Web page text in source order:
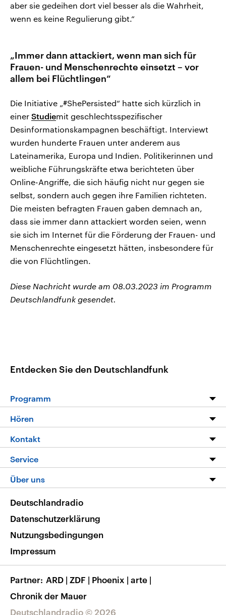
aber sie gedeihen dort viel besser als die Wahrheit,
wenn es keine Regulierung gibt.“
„Immer dann attackiert, wenn man sich für
Frauen- und Menschenrechte einsetzt – vor
allem bei Flüchtlingen“
Die Initiative „#ShePersisted“ hatte sich kürzlich in
einer Studiemit geschlechtsspezifischer
Desinformationskampagnen beschäftigt. Interviewt
wurden hunderte Frauen unter anderem aus
Lateinamerika, Europa und Indien. Politikerinnen und
weibliche Führungskräfte etwa berichteten über
Online-Angriffe, die sich häufig nicht nur gegen sie
selbst, sondern auch gegen ihre Familien richteten.
Die meisten befragten Frauen gaben demnach an,
dass sie immer dann attackiert worden seien, wenn
sie sich im Internet für die Förderung der Frauen- und
Menschenrechte eingesetzt hätten, insbesondere für
die von Flüchtlingen.
Diese Nachricht wurde am 08.03.2023 im Programm
Deutschlandfunk gesendet.
Entdecken Sie den Deutschlandfunk
Programm
Programm
Die Nachrichten
Nachrichtenleicht
Neue Beiträge auf dlf.de
Hören
Livestream
Podcasts
Deutschlandfunk App
Nachrichten App
Frequenzen
Kontakt
Hörerservice
Service
FAQ
Veranstaltungen
Musikliste
RSS
Über uns
Barrierefreiheit
Deutschlandradio © 2026
Deutschlandradio
Datenschutzerklärung
Nutzungsbedingungen
Impressum
Partner ARD | ZDF | Phoenix | arte |
Chronik der Mauer